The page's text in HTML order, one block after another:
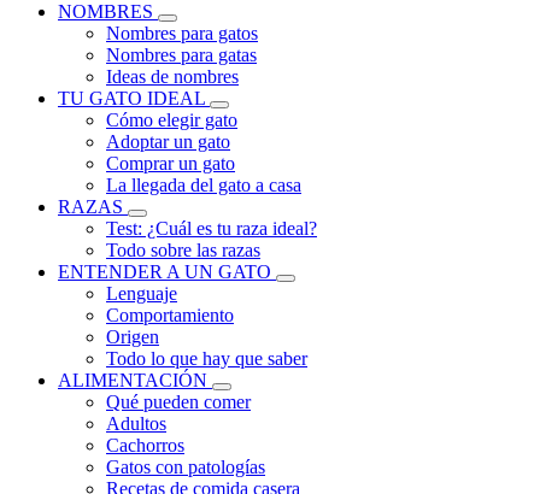
NOMBRES
Nombres para gatos
Nombres para gatas
Ideas de nombres
TU GATO IDEAL
Cómo elegir gato
Adoptar un gato
Comprar un gato
La llegada del gato a casa
RAZAS
Test: ¿Cuál es tu raza ideal?
Todo sobre las razas
ENTENDER A UN GATO
Lenguaje
Comportamiento
Origen
Todo lo que hay que saber
ALIMENTACIÓN
Qué pueden comer
Adultos
Cachorros
Gatos con patologías
Recetas de comida casera